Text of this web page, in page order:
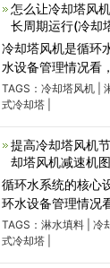
怎么让冷却塔风
长周期运行(冷却
冷却塔风机是循环
水设备管理情况看
修工作量、耗电量
有很大比重。风机
57%，维修工时占
TAGS： 冷却塔风机|
式冷却塔|
提高冷却塔风机
却塔风机减速机
循环水系统的核心
环水设备管理情况
维修工作量、耗电
风机都占很大的比
间设备总量的57%
TAGS： 淋水填料| 冷
式冷却塔|